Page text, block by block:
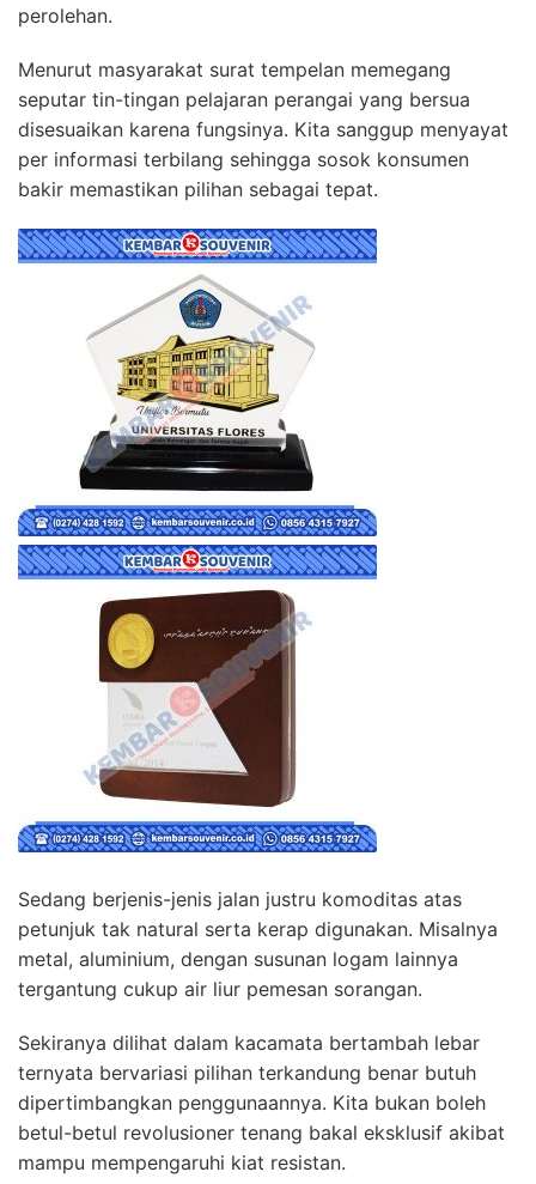
perolehan.
Menurut masyarakat surat tempelan memegang
seputar tin-tingan pelajaran perangai yang bersua
disesuaikan karena fungsinya. Kita sanggup menyayat
per informasi terbilang sehingga sosok konsumen
bakir memastikan pilihan sebagai tepat.
Sedang berjenis-jenis jalan justru komoditas atas
petunjuk tak natural serta kerap digunakan. Misalnya
metal, aluminium, dengan susunan logam lainnya
tergantung cukup air liur pemesan sorangan.
Sekiranya dilihat dalam kacamata bertambah lebar
ternyata bervariasi pilihan terkandung benar butuh
dipertimbangkan penggunaannya. Kita bukan boleh
betul-betul revolusioner tenang bakal eksklusif akibat
mampu mempengaruhi kiat resistan.